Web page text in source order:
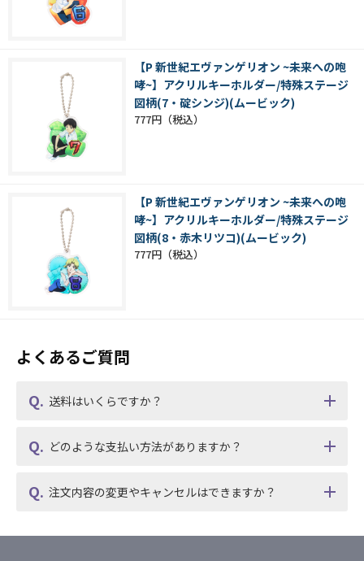
【P 新世紀エヴァンゲリオン ~未来への咆
哮~】アクリルキーホルダー/特殊ステージ
図柄(7・碇シンジ)(ムービック)
777円
【P 新世紀エヴァンゲリオン ~未来への咆
哮~】アクリルキーホルダー/特殊ステージ
図柄(8・赤木リツコ)(ムービック)
777円
よくあるご質問
送料はいくらですか？
どのような支払い方法がありますか？
注文内容の変更やキャンセルはできますか？